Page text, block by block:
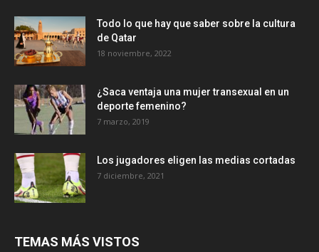
Todo lo que hay que saber sobre la cultura
de Qatar
18 noviembre, 2022
¿Saca ventaja una mujer transexual en un
deporte femenino?
7 marzo, 2019
Los jugadores eligen las medias cortadas
7 diciembre, 2021
TEMAS MÁS VISTOS